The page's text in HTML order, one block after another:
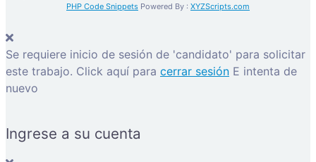
PHP Code Snippets Powered By : XYZScripts.com
Se requiere inicio de sesión de 'candidato' para solicitar
este trabajo. Click aquí para cerrar sesión E intenta de
nuevo
Ingrese a su cuenta